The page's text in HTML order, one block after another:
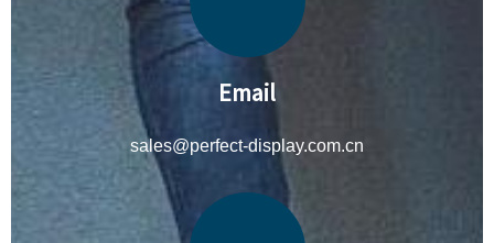
Email
sales@perfect-display.com.cn